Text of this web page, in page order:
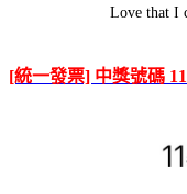
Love that I
[統一發票] 中獎號碼